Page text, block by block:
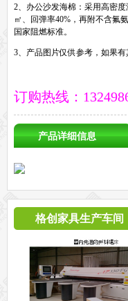
办公家具资讯
格创动态
行业动态 家具常识
联系北琛深圳办公家具厂
关
2、办公沙发海棉：采用高密
㎡、回弹率40%，再附不含氟
国家阻燃标准。
3、产品图片仅供参考，如果有
订购热线：
产品详细信息
格创家具生产车间